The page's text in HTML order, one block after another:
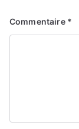
Commentaire *